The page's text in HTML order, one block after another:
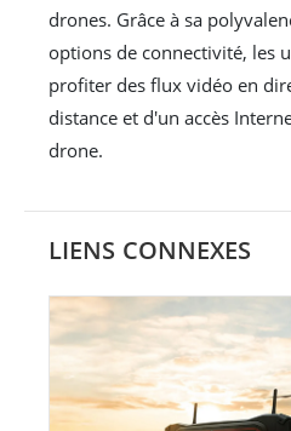
drones. Grâce à sa
options de connectivité, les
profiter des flux vidéo en
distance et d'un accès
drone.
LIENS CONNEXES